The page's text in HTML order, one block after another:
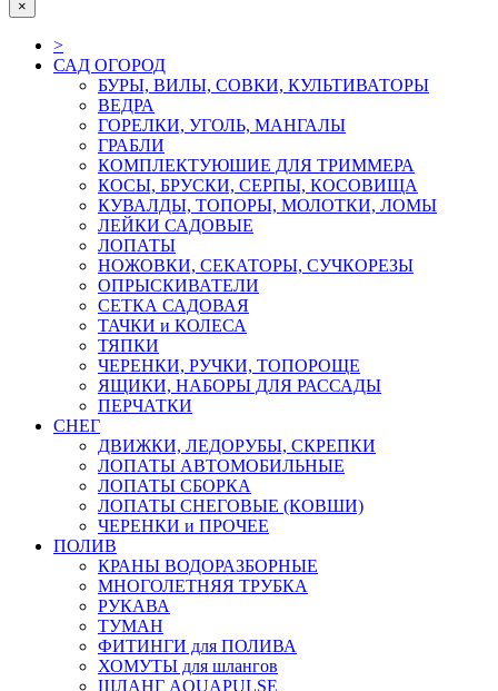
×
>
САД ОГОРОД
БУРЫ, ВИЛЫ, СОВКИ, КУЛЬТИВАТОРЫ
ВЕДРА
ГОРЕЛКИ, УГОЛЬ, МАНГАЛЫ
ГРАБЛИ
КОМПЛЕКТУЮШИЕ ДЛЯ ТРИММЕРА
КОСЫ, БРУСКИ, СЕРПЫ, КОСОВИЩА
КУВАЛДЫ, ТОПОРЫ, МОЛОТКИ, ЛОМЫ
ЛЕЙКИ САДОВЫЕ
ЛОПАТЫ
НОЖОВКИ, СЕКАТОРЫ, СУЧКОРЕЗЫ
ОПРЫСКИВАТЕЛИ
СЕТКА САДОВАЯ
ТАЧКИ и КОЛЕСА
ТЯПКИ
ЧЕРЕНКИ, РУЧКИ, ТОПОРОЩЕ
ЯЩИКИ, НАБОРЫ ДЛЯ РАССАДЫ
ПЕРЧАТКИ
СНЕГ
ДВИЖКИ, ЛЕДОРУБЫ, СКРЕПКИ
ЛОПАТЫ АВТОМОБИЛЬНЫЕ
ЛОПАТЫ СБОРКА
ЛОПАТЫ СНЕГОВЫЕ (КОВШИ)
ЧЕРЕНКИ и ПРОЧЕЕ
ПОЛИВ
КРАНЫ ВОДОРАЗБОРНЫЕ
МНОГОЛЕТНЯЯ ТРУБКА
РУКАВА
ТУМАН
ФИТИНГИ для ПОЛИВА
ХОМУТЫ для шлангов
ШЛАНГ AQUAPULSE